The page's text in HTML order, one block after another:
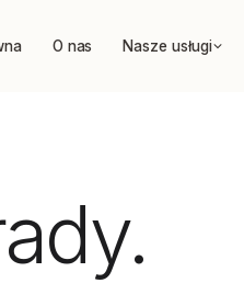
O nas Nasze usługi
.